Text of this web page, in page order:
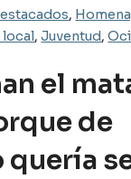
,
,Juventud,
el
de
quería